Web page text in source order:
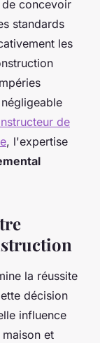
concevoir
standards
les
de
, l'expertise
la réussite
décision
influence
et